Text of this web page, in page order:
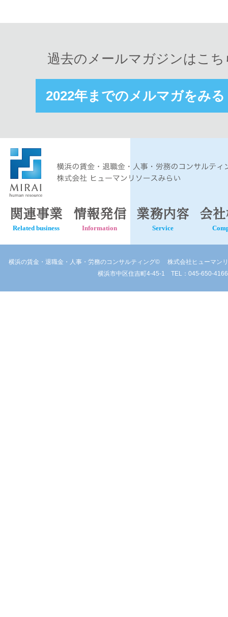
過去のメールマガジンはこ
2022年までのメルマガをみる
関連事業
Related business
情報発信
Information
業務内容
Service
会
横浜の賃金・退職金・人事・労務のコンサルティング©
株式会社ヒューマン
横浜市中区住吉町4-45-1 TEL：045-650-4166